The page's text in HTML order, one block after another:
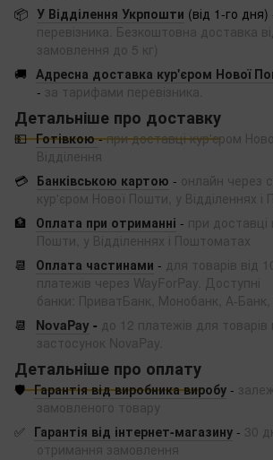
📦 У Відділення Укрпошти (від 1-го дня)
перевізника. Безкоштовна доставка
замовлення до 5 кг)
🚚 Адресна доставка кур'єром Нової
- за тарифами перевізника.
Детальніше про доставку
💵 Готівкою -при доставці кур'єром
Відділення
💳 Банківською картою - онлайн через
кур'єром Нової Пошти, у Відділеннях
🏦
Оплата при отриманні - при доставці
Пошти, у Відділеннях і Поштоматах
📆
Оплата частинами - для товарів від
платежів через WayForPay. Доступні
банки: ПриватБанк, Монобанк, А-Банк,
📆
NovaPay - до 12 платежів для товарів
застосунок NovaPay.
Детальніше про оплату
🛡️ Гарантія від виробника виробу -
замовленого товару
✅ Гарантія від інтернет-магазину - 30
отримання замовлення